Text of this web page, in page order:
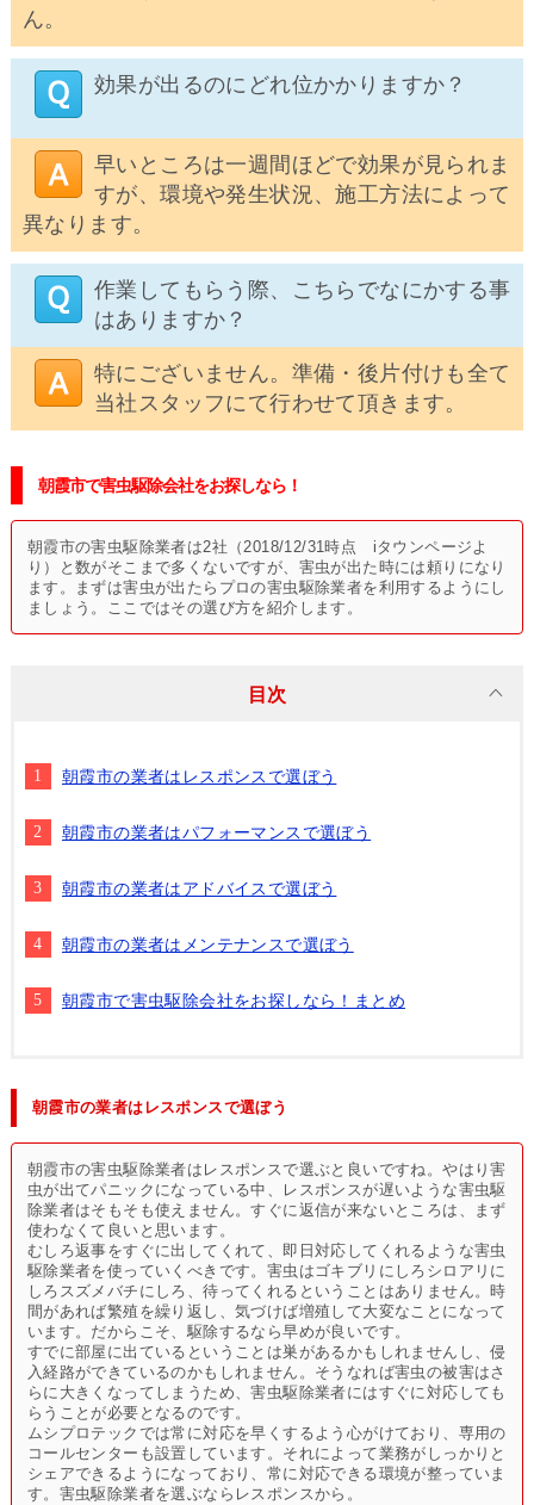
ん。
効果が出るのにどれ位かかりますか？
早いところは一週間ほどで効果が見られま
すが、環境や発生状況、施工方法によって
異なります。
作業してもらう際、こちらでなにかする事
はありますか？
特にございません。準備・後片付けも全て
当社スタッフにて行わせて頂きます。
朝霞市で害虫駆除会社をお探しなら！
朝霞市の害虫駆除業者は2社（2018/12/31時点 iタウンページよ
り）と数がそこまで多くないですが、害虫が出た時には頼りになり
ます。まずは害虫が出たらプロの害虫駆除業者を利用するようにし
ましょう。ここではその選び方を紹介します。
目次
朝霞市の業者はレスポンスで選ぼう
朝霞市の業者はパフォーマンスで選ぼう
朝霞市の業者はアドバイスで選ぼう
朝霞市の業者はメンテナンスで選ぼう
朝霞市で害虫駆除会社をお探しなら！まとめ
朝霞市の業者はレスポンスで選ぼう
朝霞市の害虫駆除業者はレスポンスで選ぶと良いですね。やはり害
虫が出てパニックになっている中、レスポンスが遅いような害虫駆
除業者はそもそも使えません。すぐに返信が来ないところは、まず
使わなくて良いと思います。
むしろ返事をすぐに出してくれて、即日対応してくれるような害虫
駆除業者を使っていくべきです。害虫はゴキブリにしろシロアリに
しろスズメバチにしろ、待ってくれるということはありません。時
間があれば繁殖を繰り返し、気づけば増殖して大変なことになって
います。だからこそ、駆除するなら早めが良いです。
すでに部屋に出ているということは巣があるかもしれませんし、侵
入経路ができているのかもしれません。そうなれば害虫の被害はさ
らに大きくなってしまうため、害虫駆除業者にはすぐに対応しても
らうことが必要となるのです。
ムシプロテックでは常に対応を早くするよう心がけており、専用の
コールセンターも設置しています。それによって業務がしっかりと
シェアできるようになっており、常に対応できる環境が整っていま
す。害虫駆除業者を選ぶならレスポンスから。